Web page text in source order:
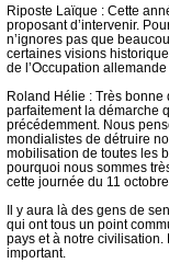
Riposte Laïque : Cette
proposant d’intervenir.
n’ignores pas que
certaines visions
de l’Occupation allemande
Roland Hélie : Très
parfaitement la démarche
précédemment. Nous
mondialistes de détruire
mobilisation de toutes les
pourquoi nous sommes
cette journée du 11
Il y aura là des gens de
qui ont tous un point
pays et à notre civilisation.
important.